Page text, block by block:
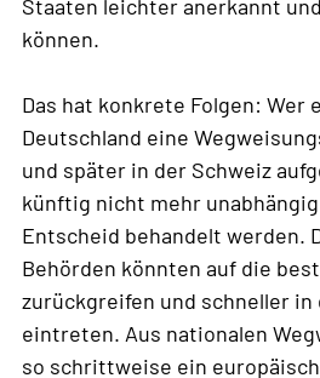
Staaten leichter anerkannt
können.
Das hat konkrete Folgen: Wer
Deutschland eine
und später in der Schweiz
künftig nicht mehr
Entscheid behandelt werden.
Behörden könnten auf die
zurückgreifen und schneller in
eintreten. Aus nationalen
so schrittweise ein